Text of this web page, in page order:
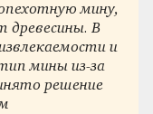
мину,
древесины. В
и
мины из-за
решение